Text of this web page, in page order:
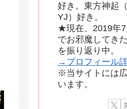
好き。東方神起
YJ）好き。
★現在、2019年
でお邪魔してき
を振り返り中。
→プロフィール
※当サイトには
います。